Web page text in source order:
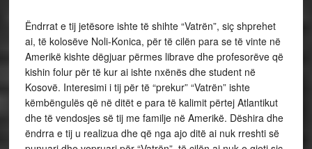
Ëndrrat e tij jetësore ishte të shihte “Vatrën”, siç shprehet
ai, të kolosëve Noli-Konica, për të cilën para se të vinte në
Amerikë kishte dëgjuar përmes librave dhe profesorëve që
kishin folur për të kur ai ishte nxënës dhe student në
Kosovë. Interesimi i tij për të “prekur” “Vatrën” ishte
këmbëngulës që në ditët e para të kalimit përtej Atlantikut
dhe të vendosjes së tij me familje në Amerikë. Dëshira dhe
ëndrra e tij u realizua dhe që nga ajo ditë ai nuk rreshti së